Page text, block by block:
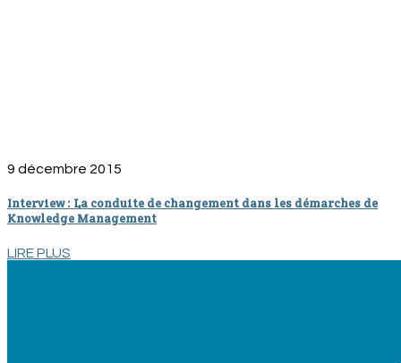
9 décembre 2015
Interview : La conduite de changement dans les démarches de
Knowledge Management
LIRE PLUS